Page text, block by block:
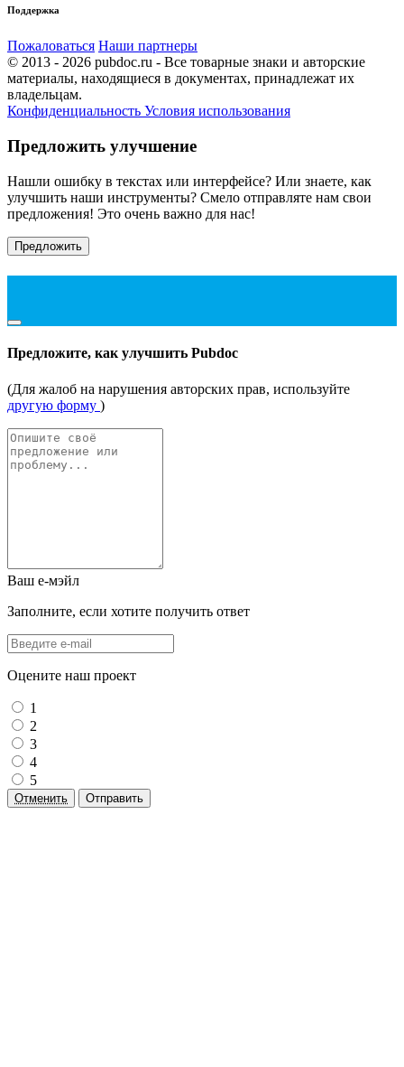
Поддержка
Пожаловаться Наши партнеры
© 2013 - 2026 pubdoc.ru - Все товарные знаки и авторские
материалы, находящиеся в документах, принадлежат их
владельцам.
Конфиденциальность Условия использования
Предложить улучшение
Нашли ошибку в текстах или интерфейсе? Или знаете, как
улучшить наши инструменты? Смело отправляте нам свои
предложения! Это очень важно для нас!
Предложить
Предложите, как улучшить Pubdoc
(Для жалоб на нарушения авторских прав, используйте
другую форму )
Ваш е-мэйл
Заполните, если хотите получить ответ
Оцените наш проект
1
2
3
4
5
Отменить Отправить